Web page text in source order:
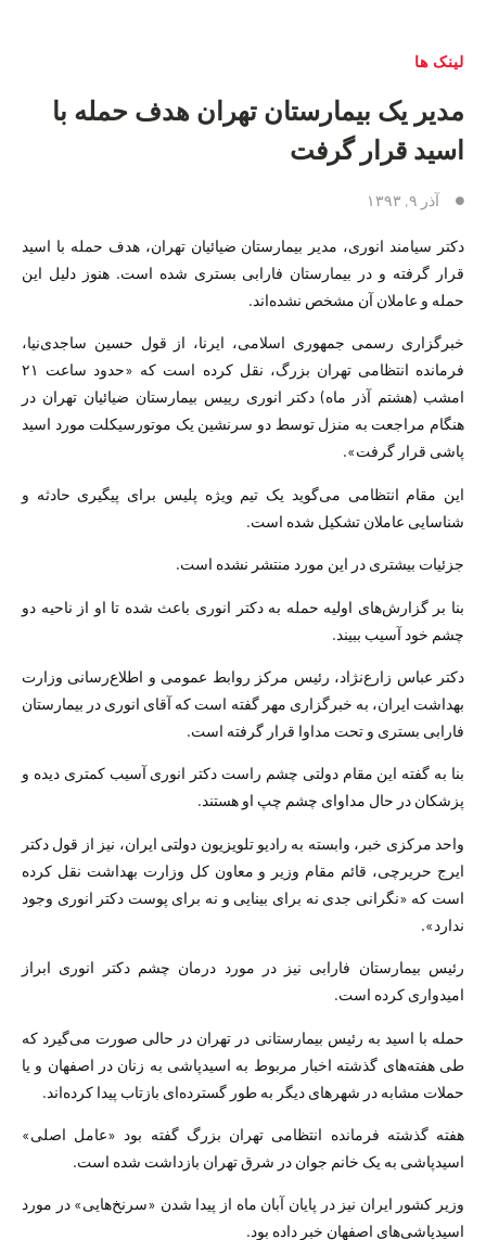
لینک ها
مدیر یک بیمارستان تهران هدف حمله با
اسید قرار گرفت
آذر ۹, ۱۳۹۳
دکتر سیامند انوری، مدیر بیمارستان ضیائیان تهران، هدف حمله با اسید
قرار گرفته و در بیمارستان فارابی بستری شده است. هنوز دلیل این
حمله و عاملان آن مشخص نشده‌اند.
خبرگزاری رسمی جمهوری اسلامی، ایرنا، از قول حسین ساجدی‌نیا،
فرمانده انتظامی تهران بزرگ، نقل کرده است که «حدود ساعت ۲۱
امشب (هشتم آذر ماه) دکتر انوری رییس بیمارستان ضیائیان تهران در
هنگام مراجعت به منزل توسط دو سرنشین یک موتورسیکلت مورد اسید
پاشی قرار گرفت».
این مقام انتظامی می‌گوید یک تیم ویژه پلیس برای پیگیری حادثه و
شناسایی عاملان تشکیل شده است.
جزئیات بیشتری در این مورد منتشر نشده است.
بنا بر گزارش‌های اولیه حمله به دکتر انوری باعث شده تا او از ناحیه دو
چشم خود آسیب ببیند.
دکتر عباس زارع‌نژاد، رئیس مرکز روابط عمومی و اطلاع‌رسانی وزارت
بهداشت ایران، به خبرگزاری مهر گفته است که آقای انوری در بیمارستان
فارابی بستری و تحت مداوا قرار گرفته است.
بنا به گفته این مقام دولتی چشم راست دکتر انوری آسیب کمتری دیده و
پزشکان در حال مداوای چشم چپ او هستند.
واحد مرکزی خبر، وابسته به رادیو تلویزیون دولتی ایران، نیز از قول دکتر
ایرج حریرچی، قائم مقام وزیر و معاون کل وزارت بهداشت نقل کرده
است که «نگرانی جدی نه برای بینایی و نه برای پوست دکتر انوری وجود
ندارد».
رئیس بیمارستان فارابی نیز در مورد درمان چشم دکتر انوری ابراز
امیدواری کرده است.
حمله با اسید به رئیس بیمارستانی در تهران در حالی صورت می‌گیرد که
طی هفته‌های گذشته اخبار مربوط به اسیدپاشی به زنان در اصفهان و یا
حملات مشابه در شهرهای دیگر به طور گسترده‌ای بازتاب پیدا کرده‌اند.
هفته گذشته فرمانده انتظامی تهران بزرگ گفته بود «عامل اصلی»
اسیدپاشی به یک خانم جوان در شرق تهران بازداشت شده است.
وزیر کشور ایران نیز در پایان آبان ماه از پیدا شدن «سرنخ‌هایی» در مورد
اسیدپاشی‌های اصفهان خبر داده بود.